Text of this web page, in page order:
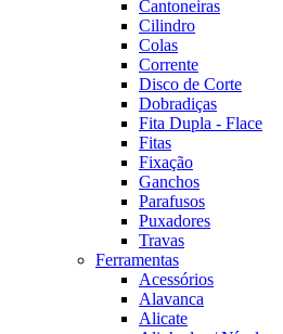
Cantoneiras
Cilindro
Colas
Corrente
Disco de Corte
Dobradiças
Fita Dupla - Flace
Fitas
Fixação
Ganchos
Parafusos
Puxadores
Travas
Ferramentas
Acessórios
Alavanca
Alicate